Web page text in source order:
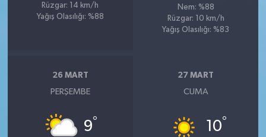
Rüzgar: 14 km/h
Yağış Olasılığı: %88
Nem: %88
Rüzgar: 10 km/h
Yağış Olasılığı: %83
26 MART
PERŞEMBE
9°
27 MART
CUMA
10°